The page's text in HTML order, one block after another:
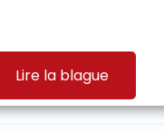
Lire la blague